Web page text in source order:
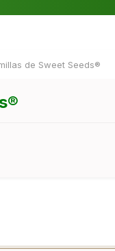
de Sweet Seeds®